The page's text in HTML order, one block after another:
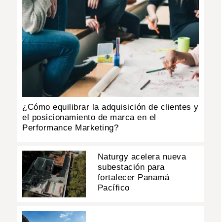
¿Cómo equilibrar la adquisición de clientes y
el posicionamiento de marca en el
Performance Marketing?
Naturgy acelera nueva
subestación para
fortalecer Panamá
Pacífico